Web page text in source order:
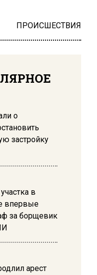
ПРОИСШЕСТВИЯ
о
застройку
в
впервые
за борщевик
арест